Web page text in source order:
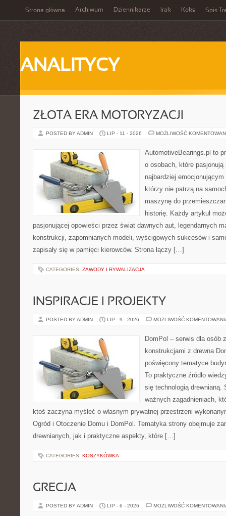
Strona główna Archiwum Dziennikarze Irak Koks Spis
ANALITYCY
ZŁOTA ERA MOTORYZACJI
POSTED BY ADMIN LIP - 11 - 2026 MOŻLIWOŚĆ
AutomotiveBearings.pl to
o osobach, które
najbardziej
którzy nie patrzą na
maszynę do
historię. Każdy artykuł
pasjonującej opowieści przez świat dawnych aut, legendarnych
konstrukcji, zapomnianych modeli, wyścigowych sukcesów i
zapisały się w pamięci kierowców. Strona łączy […]
CATEGORIES: ZAWODY I RYWALIZACJA
INSPIRACJE I PROJEKTY
POSTED BY ADMIN LIP - 9 - 2026 MOŻLIWOŚĆ
DomPol – serwis dla osób
konstrukcjami z drewna
poświęcony tematyce
To praktyczne źródło
się technologią drewnianą.
ważnych zagadnieniach,
ktoś zaczyna myśleć o własnym prywatnej przestrzeni
Ogród i Otoczenie Domu i DomPol. Tematyka strony obejmuje
drewnianych, jak i praktyczne aspekty, które […]
CATEGORIES: KOSZYKÓWKA
GRECJA
POSTED BY ADMIN LIP - 6 - 2026 MOŻLIWOŚĆ